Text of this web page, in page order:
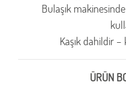
Bulaşık
Kaşık dahildir
ÜRÜN